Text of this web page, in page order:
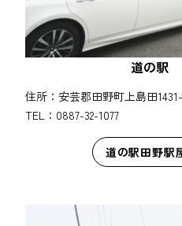
道の駅
住所：安芸郡田野町上島田
TEL：0887-32-1077
道の駅田野駅